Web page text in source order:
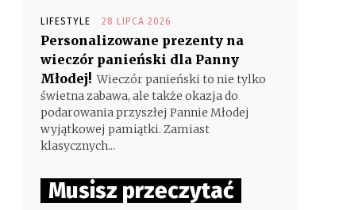
LIFESTYLE 28 LIPCA 2026
Personalizowane prezenty na
wieczór panieński dla Panny
Młodej! Wieczór panieński to nie tylko
świetna zabawa, ale także okazja do
podarowania przyszłej Pannie Młodej
wyjątkowej pamiątki. Zamiast
klasycznych...
Musisz przeczytać